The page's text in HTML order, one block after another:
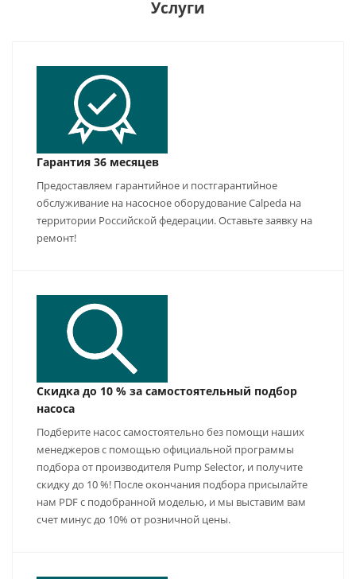
Услуги
Гарантия 36 месяцев
Предоставляем гарантийное и постгарантийное
обслуживание на насосное оборудование Calpeda на
территории Российской федерации. Оставьте заявку на
ремонт!
Скидка до 10 % за самостоятельный подбор
насоса
Подберите насос самостоятельно без помощи наших
менеджеров с помощью официальной программы
подбора от производителя Pump Selector, и получите
скидку до 10 %! После окончания подбора присылайте
нам PDF с подобранной моделью, и мы выставим вам
счет минус до 10% от розничной цены.